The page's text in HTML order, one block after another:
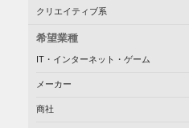
クリエイティブ系
希望業種
IT・インターネット・ゲーム
メーカー
商社